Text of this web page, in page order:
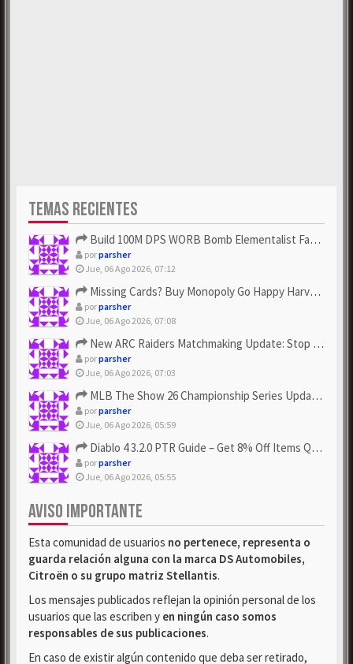
TEMAS RECIENTES
Build 100M DPS WORB Bomb Elementalist Fast - Grab POE Curren...
porparsher
Jue, 06 Ago 2026, 07:12
Missing Cards? Buy Monopoly Go Happy Harvest with Looney Tun...
porparsher
Jue, 06 Ago 2026, 07:08
New ARC Raiders Matchmaking Update: Stop Failed - Grab Bluep...
porparsher
Jue, 06 Ago 2026, 07:03
MLB The Show 26 Championship Series Update! Get Cheap & ...
porparsher
Jue, 06 Ago 2026, 05:59
Diablo 4 3.2.0 PTR Guide – Get 8% Off Items Quickly to Test ...
porparsher
Jue, 06 Ago 2026, 05:55
AVISO IMPORTANTE
Esta comunidad de usuarios no pertenece, representa o
guarda relación alguna con la marca DS Automobiles,
Citroën o su grupo matriz Stellantis.
Los mensajes publicados reflejan la opinión personal de los
usuarios que las escriben y en ningún caso somos
responsables de sus publicaciones.
En caso de existir algún contenido que deba ser retirado,